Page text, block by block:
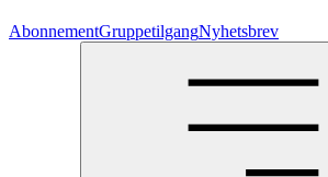
AbonnementGruppetilgangNyhetsbrev